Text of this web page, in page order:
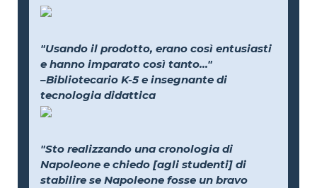
"Usando il prodotto, erano così entusiasti
e hanno imparato così tanto..."
–Bibliotecario K-5 e insegnante di
tecnologia didattica
"Sto realizzando una cronologia di
Napoleone e chiedo [agli studenti] di
stabilire se Napoleone fosse un bravo